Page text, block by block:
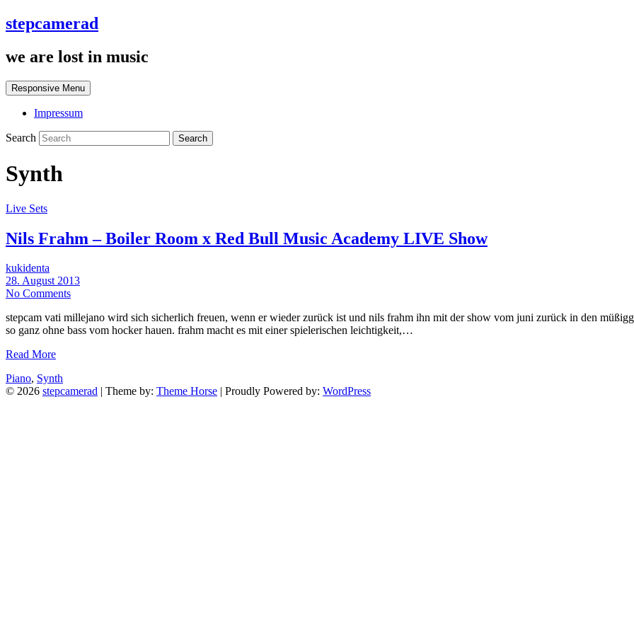
stepcamerad
we are lost in music
Responsive Menu
Impressum
Search
Synth
Live Sets
Nils Frahm – Boiler Room x Red Bull Music Academy LIVE Show
kukidenta
28. August 2013
No Comments
stepcam vati millejano wird sich sicherlich freuen, wenn er wieder zurück ist und nils frahm ihn mit der show vom juni zurück in den
so ganz ohne bass vom hocker hauen. frahm macht es mit einer spielerischen leichtigkeit,…
Read More
Piano, Synth
© 2026 stepcamerad | Theme by: Theme Horse | Proudly Powered by: WordPress